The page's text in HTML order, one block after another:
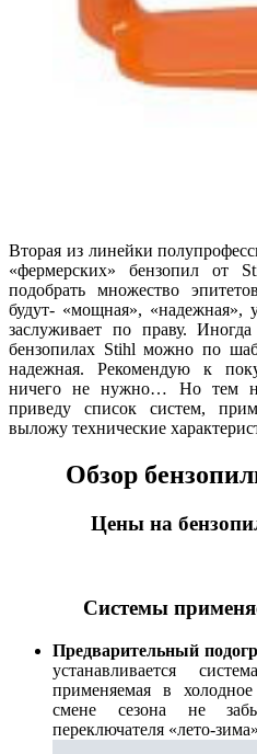
Вторая из линейки
«фермерских» бензопил от
подобрать множество
будут- «мощная», «надежная»,
заслуживает по праву.
бензопилах Stihl можно по
надежная. Рекомендую к
ничего не нужно… Но тем
приведу список систем,
выложу технические
Обзор
Цены на
Системы
Предварительный
устанавливается
применяемая в
смене сезона не
переключателя «лето-